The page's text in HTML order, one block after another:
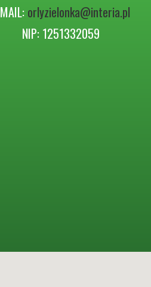
orlyzielonka@interia.pl
NIP: 1251332059